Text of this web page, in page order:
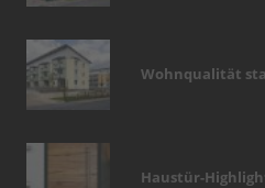
Wohnqualität
Haustür-